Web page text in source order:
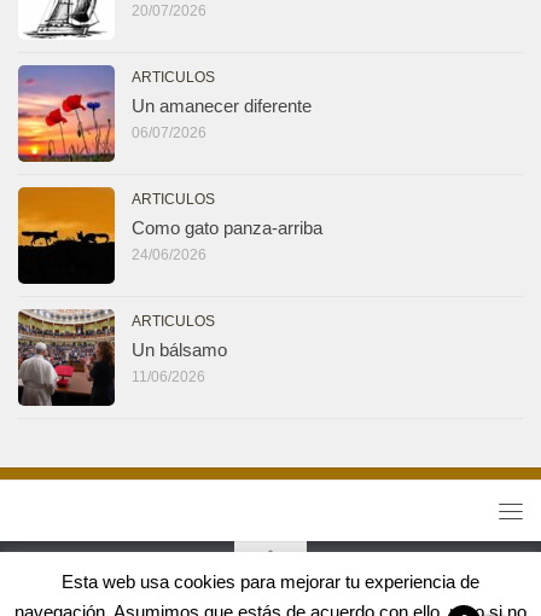
20/07/2026
ARTICULOS
Un amanecer diferente
06/07/2026
ARTICULOS
Como gato panza-arriba
24/06/2026
ARTICULOS
Un bálsamo
11/06/2026
Esta web usa cookies para mejorar tu experiencia de
navegación. Asumimos que estás de acuerdo con ello, pero si no